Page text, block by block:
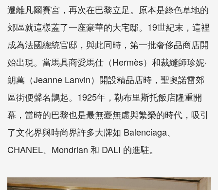
遷離凡爾賽宮，再次在巴黎立足。原本是綠色草地的
郊區就這樣蓋了一座豪華的大宅邸。19世紀末，這裡
成為法國總統官邸，與此同時，第一批奢侈品商店開
始出現。當馬具商愛馬仕（Hermès）和裁縫師珍妮·
朗萬（Jeanne Lanvin）開設精品店時，聖奧諾雷郊
區街便聲名鵲起。1925年，勒布里斯托飯店隆重開
幕，當時的巴黎也是最無憂無慮與繁榮的時代，吸引
了文化界與時尚界許多大牌如 Balenciaga、
CHANEL、Mondrian 和 DALI 的進駐。